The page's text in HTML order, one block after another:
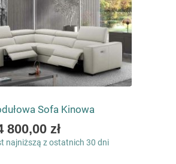
Sofa Kinowa
800,00 zł
najniższą z ostatnich 30 dni